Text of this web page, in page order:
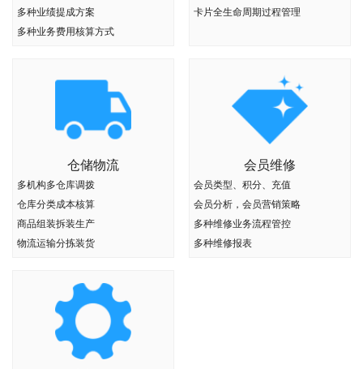
多种业绩提成方案
多种业务费用核算方式
卡片全生命周期过程管理
仓储物流
多机构多仓库调拨
仓库分类成本核算
商品组装拆装生产
物流运输分拣装货
会员维修
会员类型、积分、充值
会员分析，会员营销策略
多种维修业务流程管控
多种维修报表